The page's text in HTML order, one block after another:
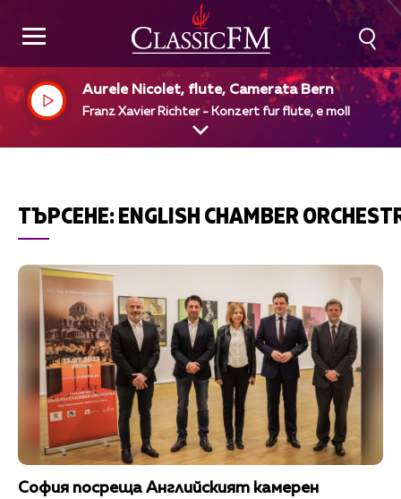
Aurele Nicolet, flute, Camerata Bern
Franz Xavier Richter - Konzert fur flute, e moll
ТЪРСЕНЕ:ENGLISH CHAMBER
София посреща Английският камерен